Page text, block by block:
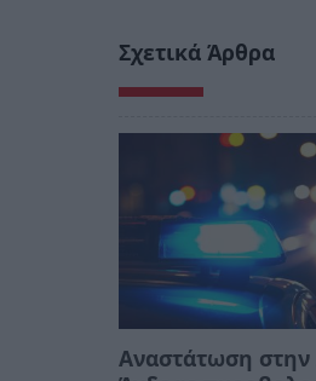
Σχετικά Άρθρα
Αναστάτωση στην